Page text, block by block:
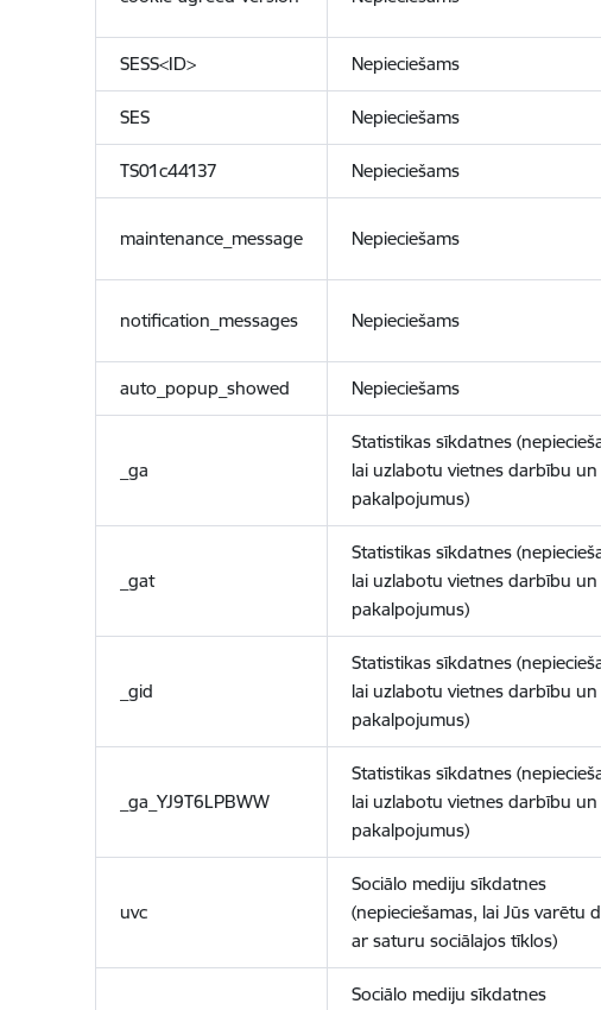
SESS<ID> Nepieciešams
SES Nepieciešams
TS01c44137 Nepieciešams
maintenance_message Nepieciešams
notification_messages Nepieciešams
auto_popup_showed Nepieciešams
_ga
Statistikas sīkdatnes
lai uzlabotu vietnes darbību un
pakalpojumus)
_gat
Statistikas sīkdatnes
lai uzlabotu vietnes darbību un
pakalpojumus)
_gid
Statistikas sīkdatnes
lai uzlabotu vietnes darbību un
pakalpojumus)
_ga_YJ9T6LPBWW
Statistikas sīkdatnes
lai uzlabotu vietnes darbību un
pakalpojumus)
uvc
Sociālo mediju sīkdatnes
(nepieciešamas, lai Jūs varētu
ar saturu sociālajos tīklos)
Sociālo mediju sīkdatnes